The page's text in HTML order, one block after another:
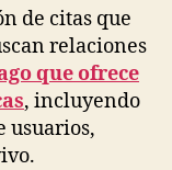
de citas que
relaciones
que ofrece
, incluyendo
usuarios,